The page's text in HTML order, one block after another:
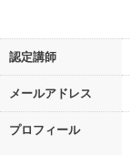
認定講師
メールアドレス
プロフィール